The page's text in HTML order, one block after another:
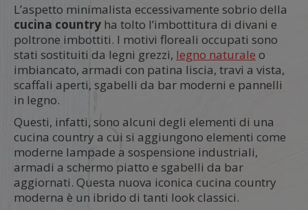
L’aspetto minimalista eccessivamente sobrio della
cucina country ha tolto l’imbottitura di divani e
poltrone imbottiti. I motivi floreali occupati sono
stati sostituiti da legni grezzi, legno naturale o
imbiancato, armadi con patina liscia, travi a vista,
scaffali aperti, sgabelli da bar moderni e pannelli
in legno.
Questi, infatti, sono alcuni degli elementi di una
cucina country a cui si aggiungono elementi come
moderne lampade a sospensione industriali,
armadi a schermo piatto e sgabelli da bar
aggiornati. Questa nuova iconica cucina country
moderna è un ibrido di tanti look classici.